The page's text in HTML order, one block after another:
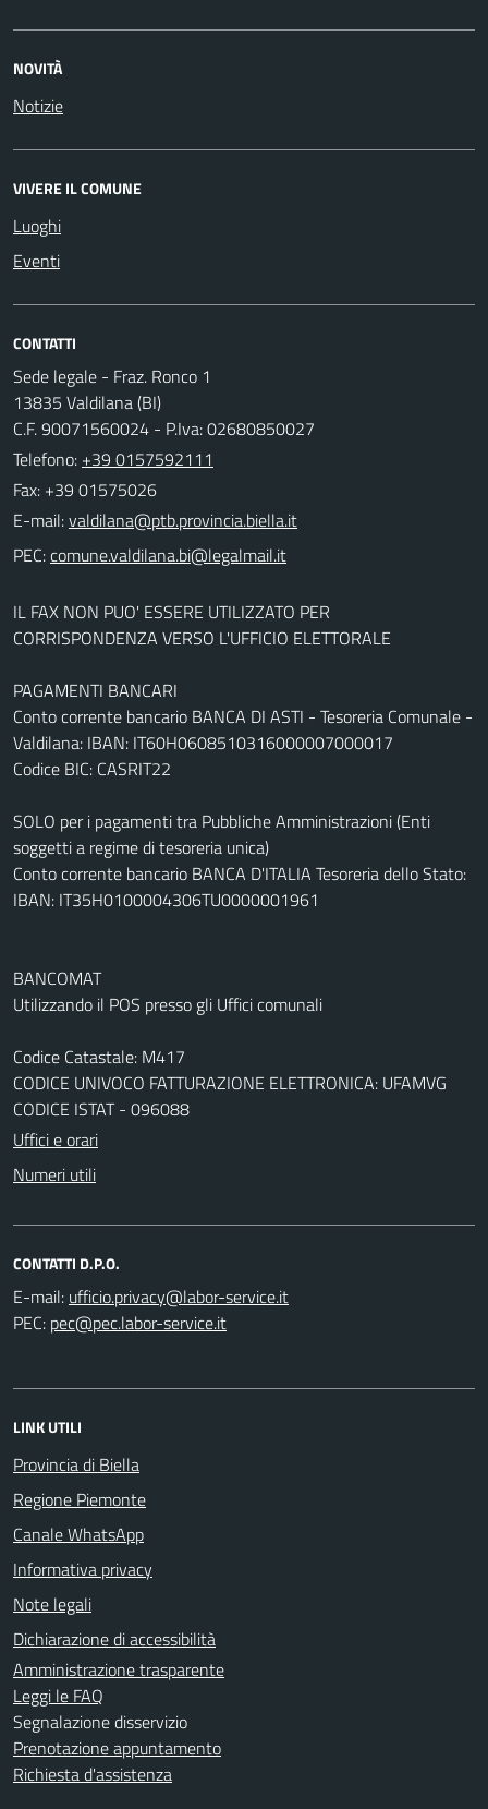
NOVITÀ
Notizie
VIVERE IL COMUNE
Luoghi
Eventi
CONTATTI
Sede legale - Fraz. Ronco 1
13835 Valdilana (BI)
C.F. 90071560024 - P.Iva: 02680850027
Telefono: +39 0157592111
Fax: +39 01575026
E-mail:
PEC:
IL FAX NON PUO' ESSERE UTILIZZATO PER
CORRISPONDENZA VERSO L'UFFICIO ELETTORALE
PAGAMENTI BANCARI
Conto corrente bancario BANCA DI ASTI - Tesoreria Comunale -
Valdilana: IBAN: IT60H0608510316000007000017
Codice BIC: CASRIT22
SOLO per i pagamenti tra Pubbliche Amministrazioni (Enti
soggetti a regime di tesoreria unica)
Conto corrente bancario BANCA D'ITALIA Tesoreria dello Stato:
IBAN: IT35H0100004306TU0000001961
BANCOMAT
Utilizzando il POS presso gli Uffici comunali
Codice Catastale: M417
CODICE UNIVOCO FATTURAZIONE ELETTRONICA: UFAMVG
CODICE ISTAT - 096088
Uffici e orari
Numeri utili
CONTATTI D.P.O.
E-mail:
PEC:
LINK UTILI
Provincia di Biella
Regione Piemonte
Canale WhatsApp
Informativa privacy
Note legali
Dichiarazione di accessibilità
Amministrazione trasparente
Leggi le FAQ
Segnalazione disservizio
Prenotazione appuntamento
Richiesta d'assistenza